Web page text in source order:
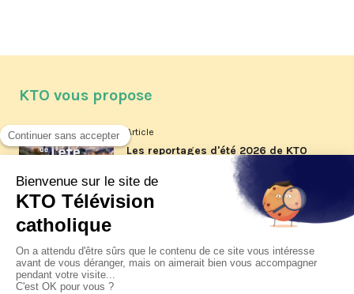
KTO vous propose
Article
Les reportages d'été 2026 de KTO
Article
La visite pastorale du pape Léon
jeudi 6 août